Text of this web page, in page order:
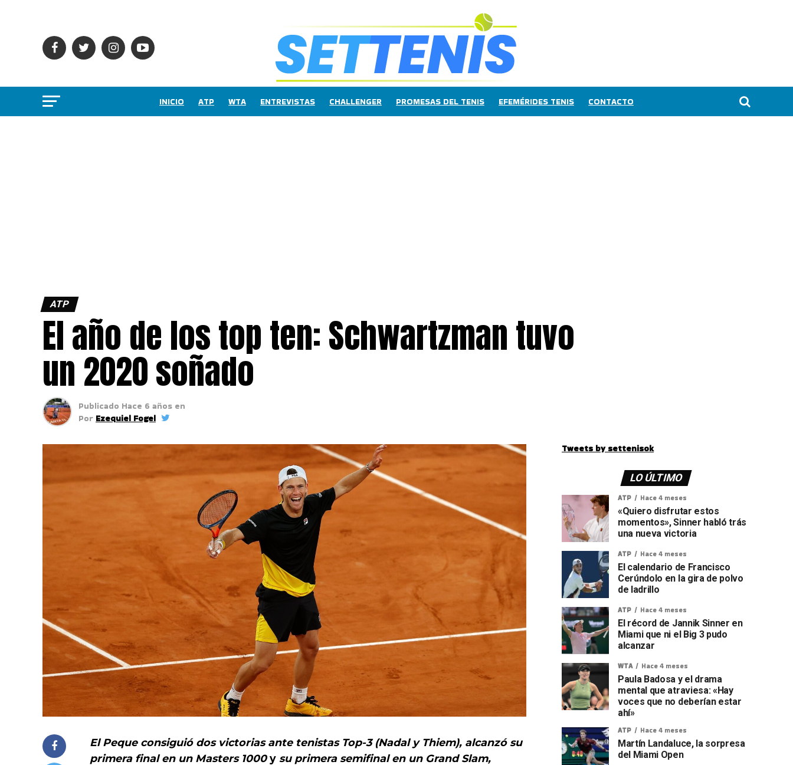
INICIO ATP WTA ENTREVISTAS CHALLENGER PROMESAS DEL TENIS EFEMÉRIDES TENIS CONTACTO
ATP
El año de los top ten: Schwartzman tuvo
un 2020 soñado
Publicado Hace 6 años en
Por Ezequiel Fogel
El Peque consiguió dos victorias ante tenistas Top-3 (Nadal y Thiem), alcanzó su
primera final en un Masters 1000 y su primera semifinal en un Grand Slam,
Tweets by settenisok
LO ÚLTIMO
ATP Hace 4 meses
«Quiero disfrutar estos
momentos», Sinner habló trás
una nueva victoria
ATP Hace 4 meses
El calendario de Francisco
Cerúndolo en la gira de polvo
de ladrillo
ATP Hace 4 meses
El récord de Jannik Sinner en
Miami que ni el Big 3 pudo
alcanzar
WTA Hace 4 meses
Paula Badosa y el drama
mental que atraviesa: «Hay
voces que no deberían estar
ahí»
ATP Hace 4 meses
Martín Landaluce, la sorpresa
del Miami Open